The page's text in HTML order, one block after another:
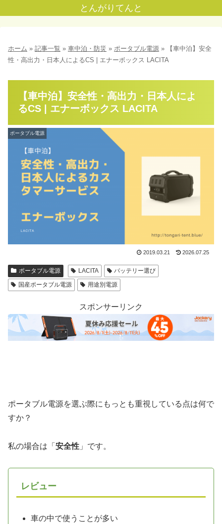
とんがりてんと
ホーム » 記事一覧 » 車中泊・防災 » ポータブル電源 »
【車中泊】安全
性・高出力・日本人によるCS | エナーボックス LACITA
【車中泊】安全性・高出力・日本人によ
るCS | エナーボックス LACITA
ポータブル電源
2019.03.21 2026.07.25
ポータブル電源 LACITA
バッテリー選び
国産ポータブル電源
用途別電源
スポンサーリンク
ポータブル電源を選ぶ際にもっとも重視している点は何で
すか？
私の場合は「 安全性 」です。
レビュー
車の中で使うことが多い